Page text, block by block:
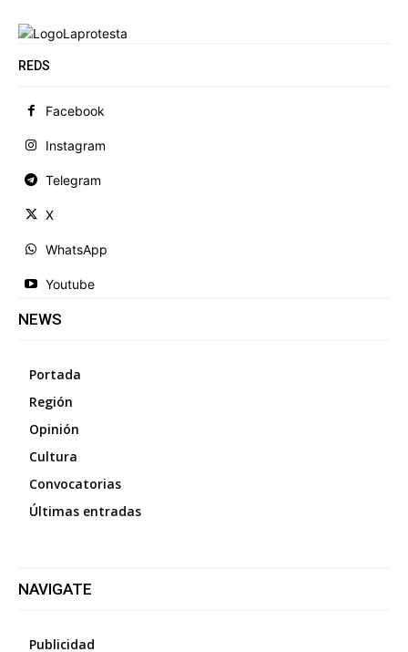
REDS
Facebook
Instagram
Telegram
X
WhatsApp
Youtube
NEWS
Portada
Región
Opinión
Cultura
Convocatorias
Últimas entradas
NAVIGATE
Publicidad